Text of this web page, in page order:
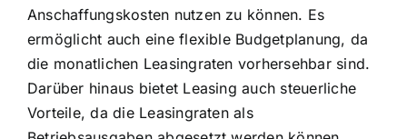
Anschaffungskosten nutzen zu können. Es
ermöglicht auch eine flexible Budgetplanung, da
die monatlichen Leasingraten vorhersehbar sind.
Darüber hinaus bietet Leasing auch steuerliche
Vorteile, da die Leasingraten als